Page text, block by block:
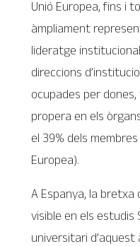
Unió Europea, fins i
àmpliament
lideratge
direccions
ocupades per
propera en els
el 39% dels membres
Europea).
A Espanya, la
visible en els estudis
universitari